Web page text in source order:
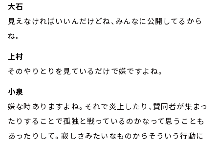
大石
見えなければいいんだけどね、みんなに公開してるから
ね。
上村
そのやりとりを見ているだけで嫌ですよね。
小泉
嫌な時ありますよね。それで炎上したり、賛同者が集まっ
たりすることで孤独と戦っているのかなって思うことも
あったりして。寂しさみたいなものからそういう行動に